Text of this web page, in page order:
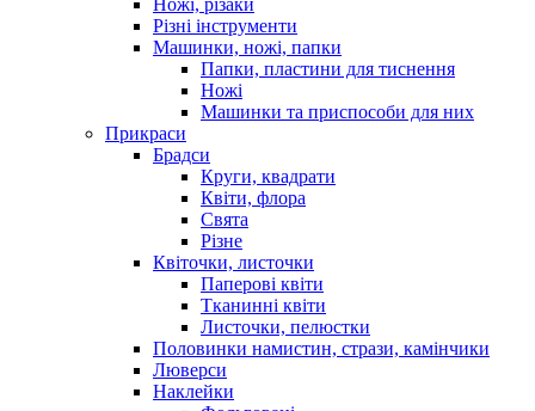
Різні інструменти
Машинки, ножі, папки
Папки, пластини для тиснення
Ножі
Машинки та приспособи для них
Прикраси
Брадси
Круги, квадрати
Квіти, флора
Свята
Різне
Квіточки, листочки
Паперові квіти
Тканинні квіти
Листочки, пелюстки
Половинки намистин, стрази, камінчики
Люверси
Наклейки